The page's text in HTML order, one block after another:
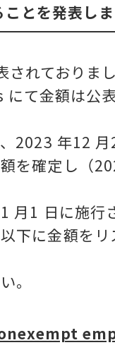
とを発表しま
れておりま
て金額は公
2023 年12
を確定し（
月1 日に施行
下に金額をリ
。